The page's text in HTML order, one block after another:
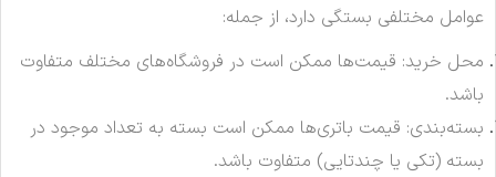
عوامل مختلفی بستگی دارد، از جمله:
محل خرید: قیمت‌ها ممکن است در فروشگاه‌های مختلف متفاوت
باشد.
بسته‌بندی: قیمت باتری‌ها ممکن است بسته به تعداد موجود در
بسته (تکی یا چندتایی) متفاوت باشد.